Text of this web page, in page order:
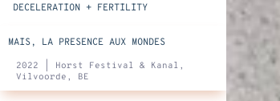
DECELERATION + FERTILITY
MAIS, LA PRESENCE AUX MONDES
2022 | Horst Festival & Kanal,
Vilvoorde, BE